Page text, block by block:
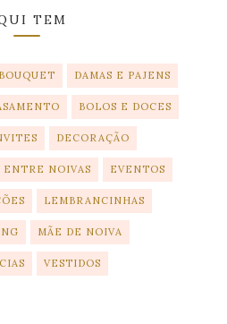
TEM
BOUQUET DAMAS E PAJENS
BOLOS E DOCES
DECORAÇÃO
ENTRE NOIVAS EVENTOS
LEMBRANCINHAS
MÃE DE NOIVA
VESTIDOS